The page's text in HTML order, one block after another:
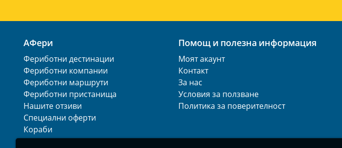
АФери
Фериботни дестинации
Фериботни компании
Фериботни маршрути
Фериботни пристанища
Нашите отзиви
Специални оферти
Кораби
Помощ и полезна информация
Моят акаунт
Контакт
За нас
Условия за ползване
Политика за поверителност